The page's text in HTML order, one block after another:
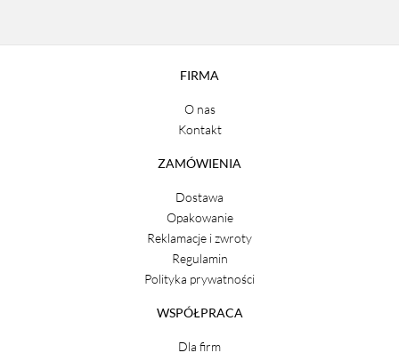
FIRMA
O nas
Kontakt
ZAMÓWIENIA
Dostawa
Opakowanie
Reklamacje i zwroty
Regulamin
Polityka prywatności
WSPÓŁPRACA
Dla firm